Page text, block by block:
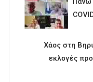
Χάος στη
εκλογές